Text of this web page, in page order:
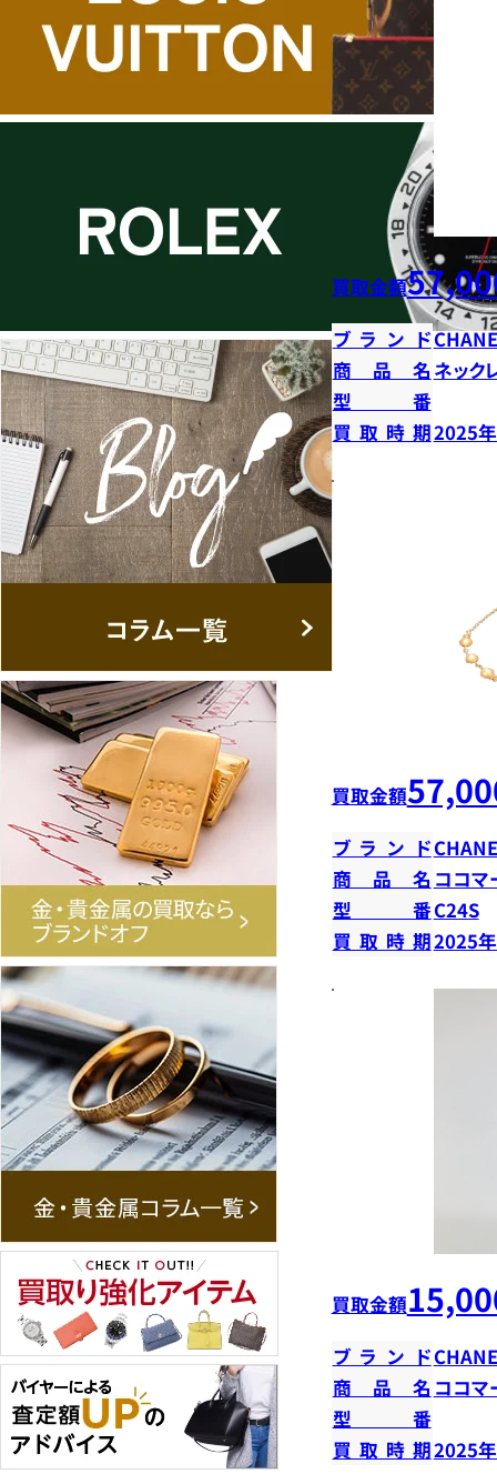
買取金額
ブランド
商品名 ネック
型番
買取時期2025
買取金額
ブランド
商品名 ココ
型番C24S
買取時期2025
買取金額
ブランド
商品名 ココマ
型番
買取時期2025